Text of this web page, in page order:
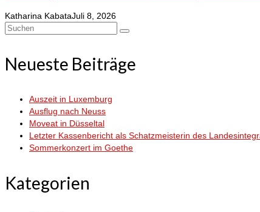
Katharina KabataJuli 8, 2026
Suchen
Neueste Beiträge
Auszeit in Luxemburg
Ausflug nach Neuss
Moveat in Düsseltal
Letzter Kassenbericht als Schatzmeisterin des
Sommerkonzert im Goethe
Kategorien